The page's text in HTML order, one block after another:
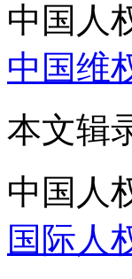
中国人
中国维
本文辑
中国人
国际人